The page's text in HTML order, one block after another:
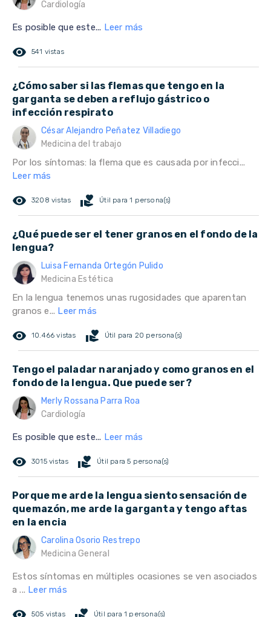
Cardiología
Es posible que este... Leer más
remove_red_eye 541 vistas
¿Cómo saber si las flemas que tengo en la
garganta se deben a reflujo gástrico o
infección respirato
César Alejandro Peñatez Villadiego
Medicina del trabajo
Por los síntomas: la flema que es causada por infecci...
Leer más
remove_red_eye 3208 vistas volunteer_activism Útil para 1 persona(s)
¿Qué puede ser el tener granos en el fondo de la
lengua?
Luisa Fernanda Ortegón Pulido
Medicina Estética
En la lengua tenemos unas rugosidades que aparentan
granos e... Leer más
remove_red_eye 10.466 vistas volunteer_activism Útil para 20 persona(s)
Tengo el paladar naranjado y como granos en el
fondo de la lengua. Que puede ser?
Merly Rossana Parra Roa
Cardiología
Es posible que este... Leer más
remove_red_eye 3015 vistas volunteer_activism Útil para 5 persona(s)
Porque me arde la lengua siento sensación de
quemazón, me arde la garganta y tengo aftas
en la encia
Carolina Osorio Restrepo
Medicina General
Estos síntomas en múltiples ocasiones se ven asociados
a ... Leer más
505 vistas Útil para 1 persona(s)